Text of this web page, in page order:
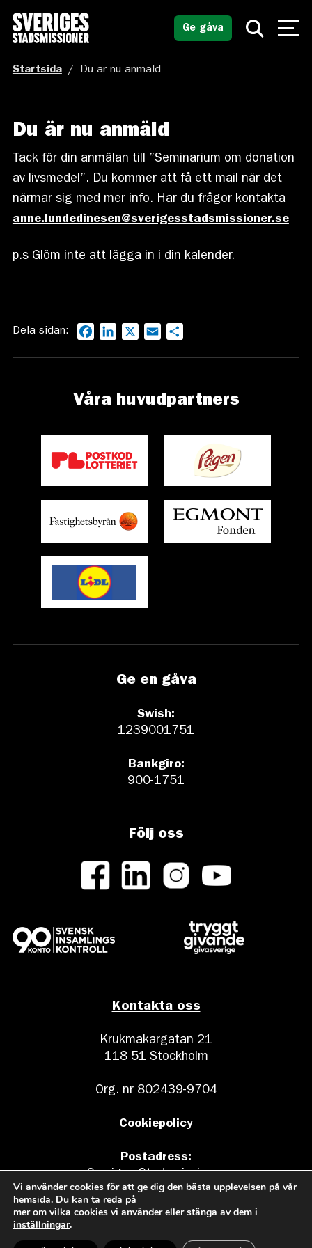
Ge gåva
Startsida / Du är nu anmäld
Du är nu anmäld
Tack för din anmälan till ”Seminarium om donation
av livsmedel”. Du kommer att få ett mail när det
närmar sig med mer info. Har du frågor kontakta
anne.lundedinesen@sverigesstadsmissioner.se
p.s Glöm inte att lägga in i din kalender.
Dela sidan: FacebookLinkedIn Email
Våra huvudpartners
Kontakta oss
Krukmakargatan 21
118 51 Stockholm
Org. nr 802439-9704
Cookiepolicy
Postadress:
Sveriges Stadsmissioner
Box 17011
104 62 Stockholm
Ge en gåva
Swish:
1239001751
Bankgiro:
900-1751
Följ oss
Vi använder cookies för att ge dig den bästa upplevelsen på vår
hemsida. Du kan ta reda på
mer om vilka cookies vi använder eller stänga av dem i
inställningar.